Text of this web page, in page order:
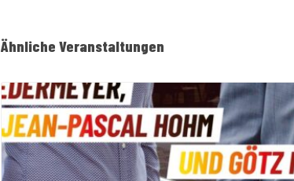
Ähnliche Veranstaltungen